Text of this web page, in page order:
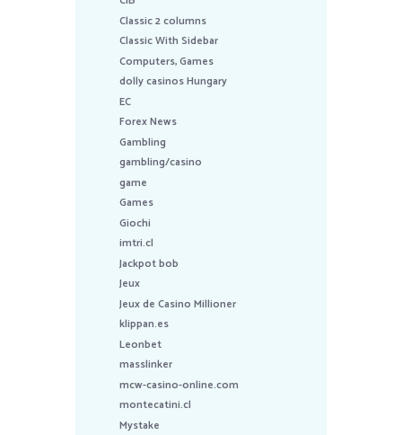
Classic 2 columns
Classic With Sidebar
Computers, Games
dolly casinos Hungary
EC
Forex News
Gambling
gambling/casino
game
Games
Giochi
imtri.cl
Jackpot bob
Jeux
Jeux de Casino Millioner
klippan.es
Leonbet
masslinker
mcw-casino-online.com
montecatini.cl
Mystake